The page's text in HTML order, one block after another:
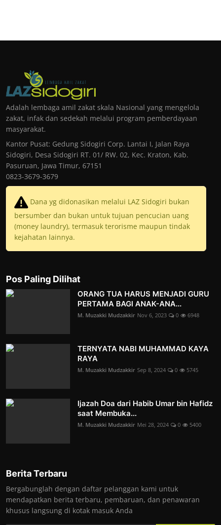
Adalah lembaga amil zakat skala Nasional yang mengelola
zakat, infak dan sedekah melalui program pemberdayaan
masyarakat.
Kantor Pusat: Gedung Sidogiri Corp. Lantai I, Jalan Raya
Sidogiri, Desa Sidogiri RT. 01/ RW. 02, Kec. Kraton, Kab.
Pasuruan, Jawa Timur, 67151
0823-3679-3679
Dana yg didonasikan melalui LAZ Sidogiri bukan
bersumber dan bukan untuk tujuan pencucian uang
(money laundry), termasuk terorisme maupun tindak
kejahatan lainnya.
Pos Paling Dilihat
ORANG TUA HARUS MENJADI GURU
PERTAMA BAGI ANAK-ANA...
M. Muzakki Mudzakkir Nov 6, 2023 0 6948
TERNYATA NABI MUHAMMAD KAYA
RAYA
M. Muzakki Mudzakkir Sep 8, 2024 0 5745
Ijazah Doa dari Habib Umar bin Hafidz
saat Membuka...
M. Muzakki Mudzakkir Mei 28, 2024 0 5400
Berita Terbaru
Bergabunglah dengan daftar pelanggan kami untuk
mendapatkan berita terbaru, pembaruan, dan penawaran
khusus langsung di kotak masuk Anda